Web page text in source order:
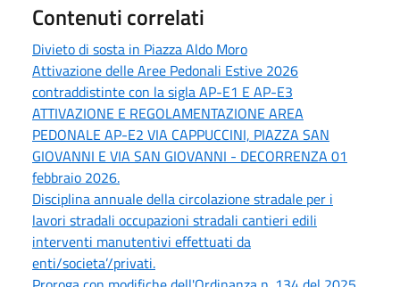
Contenuti correlati
Divieto di sosta in Piazza Aldo Moro
Attivazione delle Aree Pedonali Estive 2026
contraddistinte con la sigla AP-E1 E AP-E3
ATTIVAZIONE E REGOLAMENTAZIONE AREA
PEDONALE AP-E2 VIA CAPPUCCINI, PIAZZA SAN
GIOVANNI E VIA SAN GIOVANNI - DECORRENZA 01
febbraio 2026.
Disciplina annuale della circolazione stradale per i
lavori stradali occupazioni stradali cantieri edili
interventi manutentivi effettuati da
enti/societa’/privati.